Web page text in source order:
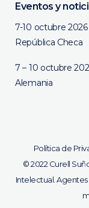
Eventos y
7-10 octubre
República Checa
7 – 10 octubre
Alemania
Política de
©2022 Curell
Intelectual.